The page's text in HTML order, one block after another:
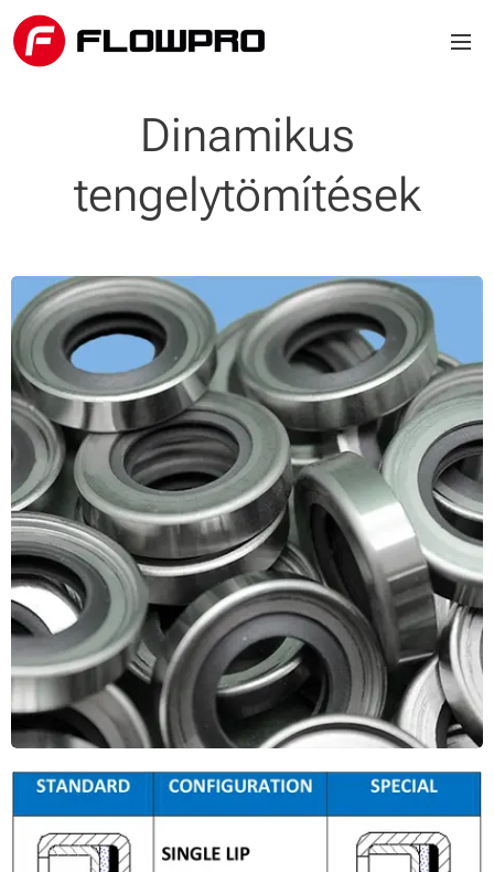
Dinamikus
tengelytömítések